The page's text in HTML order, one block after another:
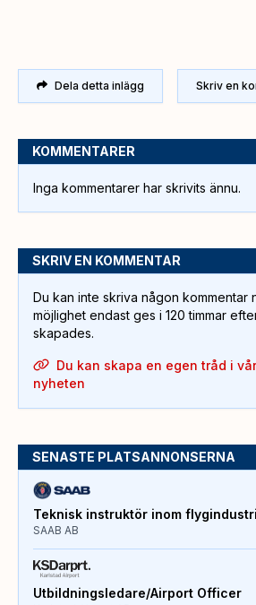
Dela detta inlägg Skriv en
KOMMENTARER
Inga kommentarer har skrivits ännu.
SKRIV EN KOMMENTAR
Du kan inte skriva någon kommentar
möjlighet endast ges i 120 timmar
skapades.
Du kan skapa en egen tråd i
nyheten
SENASTE PLATSANNONSERNA
Teknisk instruktör inom
SAAB AB
Utbildningsledare/Airport Officer